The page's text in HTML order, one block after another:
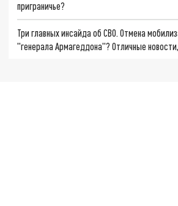
приграничье?
Три главных инсайда об СВО. Отмена
"генерала Армагеддона"? Отличные